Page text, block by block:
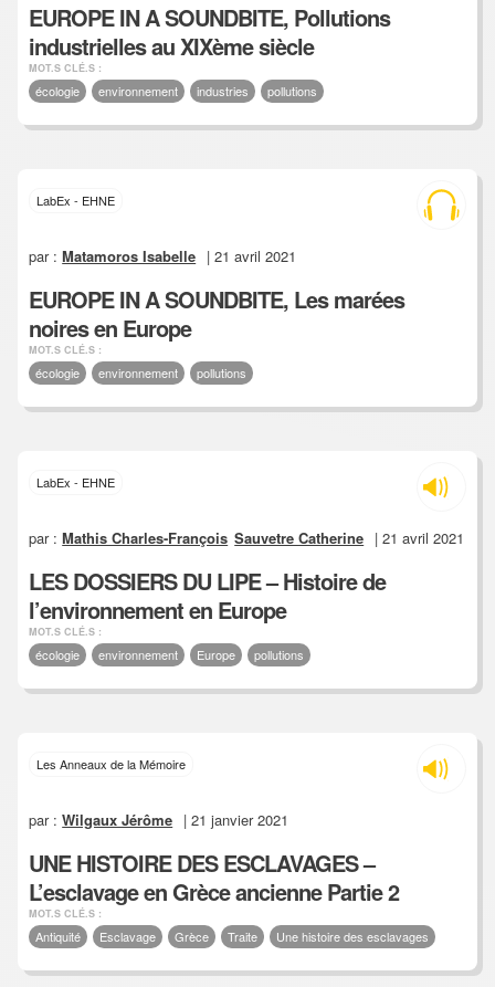
EUROPE IN A SOUNDBITE, Pollutions
industrielles au XIXème siècle
MOT.S CLÉ.S :
écologie environnement industries pollutions
LabEx - EHNE
par :Matamoros Isabelle | 21 avril 2021
EUROPE IN A SOUNDBITE, Les marées
noires en Europe
MOT.S CLÉ.S :
écologie environnement pollutions
LabEx - EHNE
par :Mathis Charles-François Sauvetre Catherine | 21 avril 2021
LES DOSSIERS DU LIPE – Histoire de
l’environnement en Europe
MOT.S CLÉ.S :
écologie environnement Europe pollutions
Les Anneaux de la Mémoire
par :Wilgaux Jérôme | 21 janvier 2021
UNE HISTOIRE DES ESCLAVAGES –
L’esclavage en Grèce ancienne Partie 2
MOT.S CLÉ.S :
Antiquité Esclavage Grèce Traite Une histoire des esclavages